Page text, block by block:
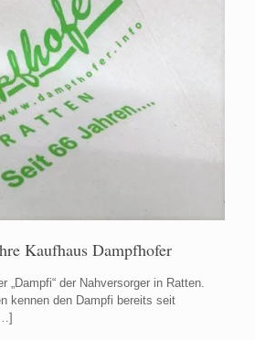
Kaufhaus Dampfhofer
„Dampfi“ der Nahversorger in Ratten.
kennen den Dampfi bereits seit